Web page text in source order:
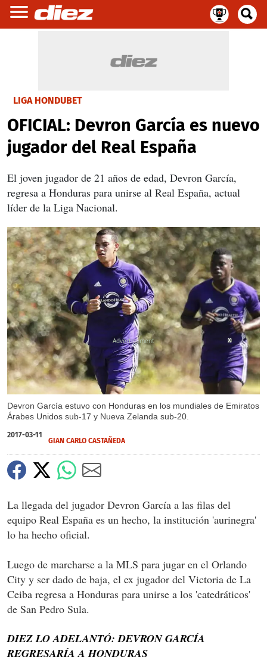
LIGA HONDUBET
OFICIAL: Devron García es nuevo
jugador del Real España
El joven jugador de 21 años de edad, Devron García,
regresa a Honduras para unirse al Real España, actual
líder de la Liga Nacional.
Devron García estuvo con Honduras en los mundiales de Emiratos
Árabes Unidos sub-17 y Nueva Zelanda sub-20.
X
2017-03-11
GIAN CARLO CASTAÑEDA
La llegada del jugador Devron García a las filas del
equipo Real España es un hecho, la institución 'aurinegra'
lo ha hecho oficial.
Luego de marcharse a la MLS para jugar en el Orlando
City y ser dado de baja, el ex jugador del Victoria de La
Ceiba regresa a Honduras para unirse a los 'catedráticos'
de San Pedro Sula.
DIEZ LO ADELANTÓ: DEVRON GARCÍA
REGRESARÍA A HONDURAS